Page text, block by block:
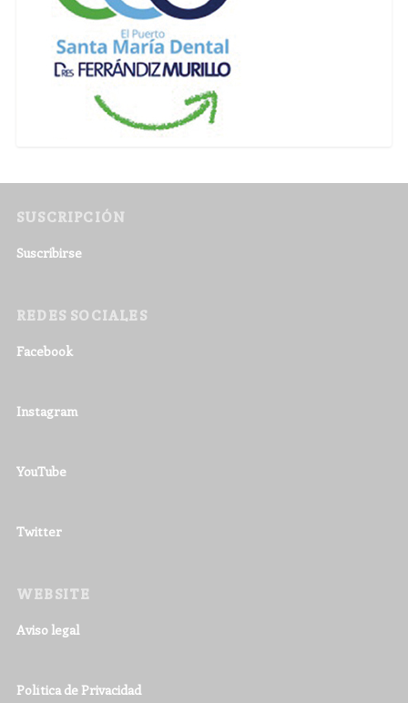
SUSCRIPCIÓN
Suscribirse
REDES SOCIALES
Facebook
Instagram
YouTube
Twitter
WEBSITE
Aviso legal
Política de Privacidad